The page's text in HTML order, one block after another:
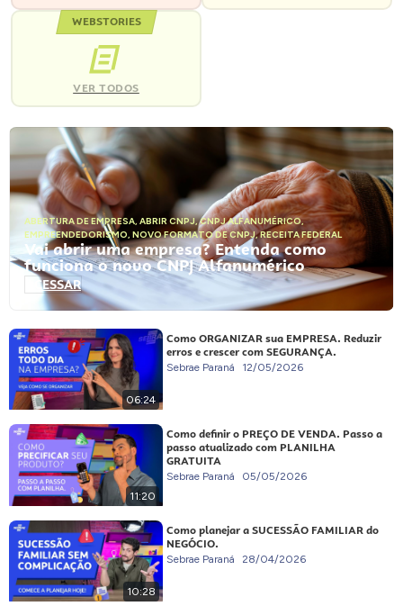
WEBSTORIES
VER TODOS
ABERTURA DE EMPRESA, ABRIR CNPJ,CNPJ ALFANUMÉRICO,
EMPREENDEDORISMO, NOVO FORMATO DE CNPJ,RECEITA FEDERAL
Vai abrir uma empresa? Entenda como
funciona o novo CNPJ Alfanumérico
ACESSAR
06:24
Como ORGANIZAR sua EMPRESA. Reduzir
erros e crescer com SEGURANÇA.
Sebrae Paraná 12/05/2026
11:20
Como definir o PREÇO DE VENDA. Passo a
passo atualizado com PLANILHA
GRATUITA
Sebrae Paraná 05/05/2026
10:28
Como planejar a SUCESSÃO FAMILIAR do
NEGÓCIO.
Sebrae Paraná 28/04/2026